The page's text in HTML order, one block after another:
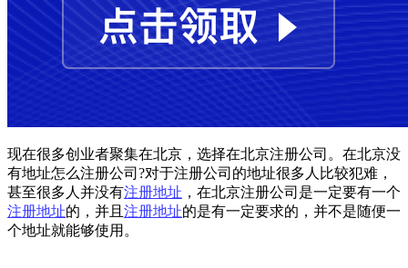
现在很多创业者聚集在北京，选择在北京注册公司。在北京没
有地址怎么注册公司?对于注册公司的地址很多人比较犯难，
甚至很多人并没有注册地址 ，在北京注册公司是一定要有一个
注册地址的，并且 注册地址的是有一定要求的，并不是随便一
个地址就能够使用。